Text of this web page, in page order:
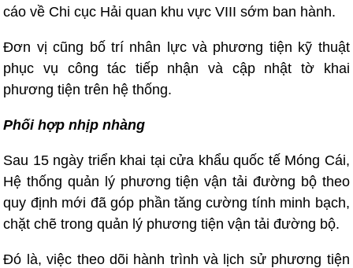
cáo về Chi cục Hải quan khu vực VIII sớm ban hành.
Đơn vị cũng bố trí nhân lực và phương tiện kỹ thuật
phục vụ công tác tiếp nhận và cập nhật tờ khai
phương tiện trên hệ thống.
Phối hợp nhịp nhàng
Sau 15 ngày triển khai tại cửa khẩu quốc tế Móng Cái,
Hệ thống quản lý phương tiện vận tải đường bộ theo
quy định mới đã góp phần tăng cường tính minh bạch,
chặt chẽ trong quản lý phương tiện vận tải đường bộ.
Đó là, việc theo dõi hành trình và lịch sử phương tiện